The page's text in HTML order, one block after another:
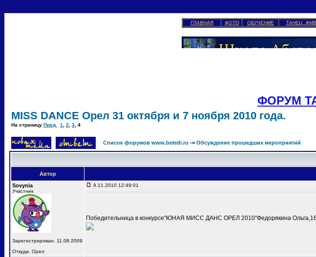
ГЛАВНАЯ ФОТО ОБУЧЕНИЕ ТАНЕЦ
ФОРУМ
MISS DANCE Орел 31 октября и 7 ноября 2010 года.
На страницу Пред. 1 2 3 4
Список форумов www.beledi.ru -> Обсуждение прошедших мероприятий
Автор
Sovynia
Участник
Зарегистрирован: 11.08.2009
Откуда: Орел
9.11.2010 12:49:01
Победительница в конкурсе"ЮНАЯ МИСС ДАНС ОРЕЛ 2010"Федорякина